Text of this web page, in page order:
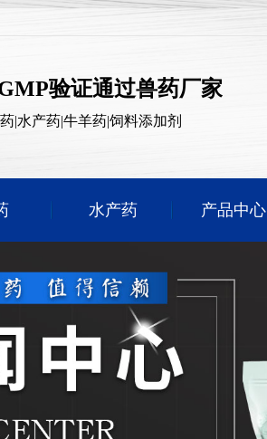
验证通过兽药厂家
|水产药|牛羊药|饲料添加剂
水产药 产品中心